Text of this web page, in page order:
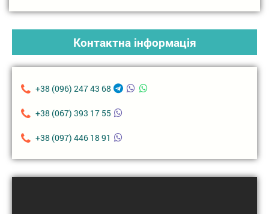
Контактна інформація
+38 (096) 247 43 68
+38 (067) 393 17 55
+38 (097) 446 18 91